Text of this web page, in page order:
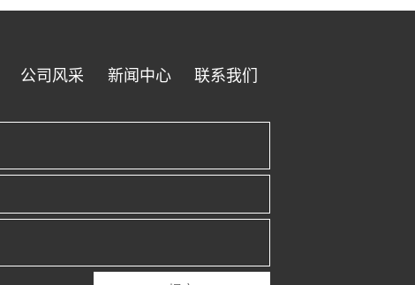
公司风采 新闻中心 联系我们